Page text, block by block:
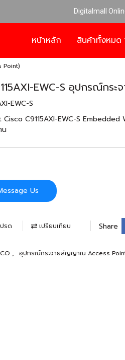
Digitalmall
หน้าหลัก สินค้าทั้งหมด
Point)
EWC-S อุปกรณ์ก
EWC-S
C9115AXI-EWC-S
น
Us
รด เปรียบเทียบ Share
, อุปกรณ์กระจายสัญญาณ Access